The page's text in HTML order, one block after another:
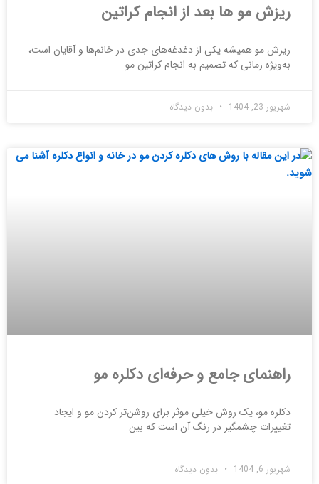
ریزش مو ها بعد از انجام کراتین
ریزش مو همیشه یکی از دغدغه‌های جدی در خانم‌ها و آقایان است،
به‌ویژه زمانی که تصمیم به انجام کراتین مو
شهریور 23, 1404 بدون دیدگاه
راهنمای جامع و حرفه‌ای دکلره مو
دکلره مو، یک روش خیلی موثر برای روشن‌تر کردن مو و ایجاد
تغییرات چشمگیر در رنگ آن است که بین
شهریور 6, 1404 بدون دیدگاه